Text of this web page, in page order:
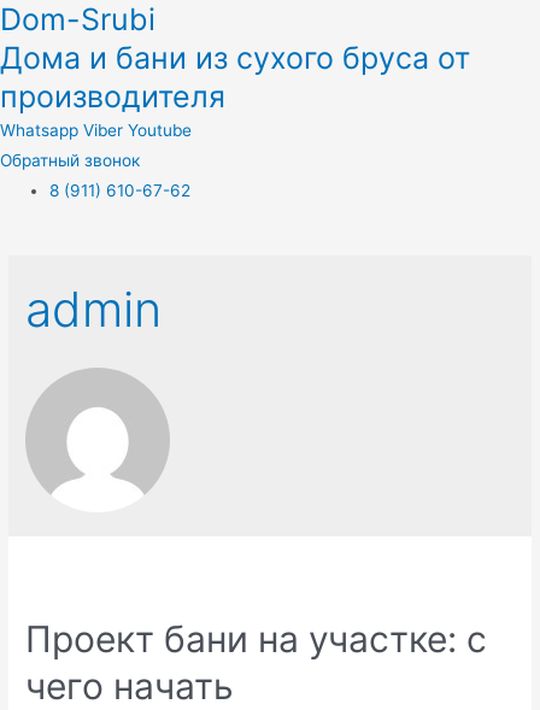
Dom-Srubi
Дома и бани из сухого бруса от
производителя
Whatsapp Viber Youtube
Обратный звонок
8 (911) 610-67-62
admin
Проект бани на участке: с
чего начать